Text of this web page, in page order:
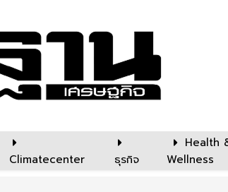
Climatecenter ธุรกิจ
Health
Wellness